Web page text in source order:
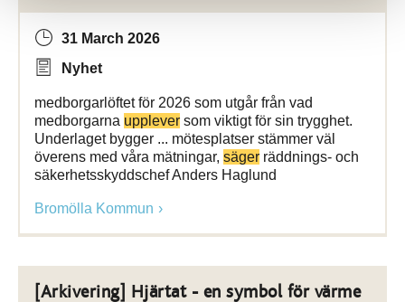
31 March 2026
Nyhet
medborgarlöftet för 2026 som utgår från vad
medborgarna upplever som viktigt för sin trygghet.
Underlaget bygger ... mötesplatser stämmer väl
överens med våra mätningar, säger räddnings- och
säkerhetsskyddschef Anders Haglund
Bromölla Kommun
[Arkivering] Hjärtat - en symbol för värme